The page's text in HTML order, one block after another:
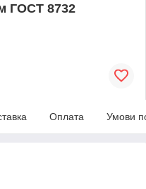
ГОСТ 8732
Оплата Умови